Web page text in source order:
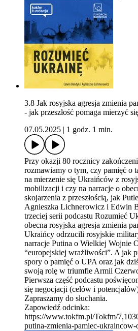
3.8 Jak rosyjska agresja zmienia
- jak przeszłość pomaga mierzyć
07.05.2025
1 godz. 1 min.
Przy okazji 80 rocznicy
rozmawiamy o tym, czy pamięć o
na mierzenie się Ukraińców z
mobilizacji i czy na narracje o
skojarzenia z przeszłością, jak
Agnieszka Lichnerowicz i Edwin
trzeciej serii podcastu Rozumieć
obecna rosyjska agresja zmienia
Ukraińcy odrzucili rosyjskie
narracje Putina o Wielkiej Wojnie
“europejskiej wrażliwości”. A jak
spory o pamięć o UPA oraz jak
swoją rolę w triumfie Armii
Pierwsza część podcastu
się negocjacji (celów i
Zapraszamy do słuchania.
Zapowiedź odcinka:
https://www.tokfm.pl/Tokfm/
putina-zmienia-pamiec-